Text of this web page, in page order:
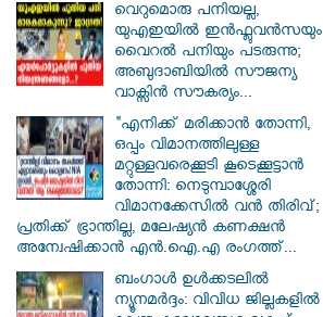
വെറുമൊരു പനിയല്ല,
യുഎഇയിൽ ഇൻഫ്ലുവൻസയും
വൈറൽ പനിയും പടരുന്നു;
അബുദാബിയിൽ സൗജന്യ
വാക്സിൻ സൗകര്യം...
"എനിക്ക് മരിക്കാൻ തോന്നി,
ഒപ്പം വിമാനത്തിലുള്ള
മറ്റുള്ളവരെക്കൂടി കൂടെക്കൂട്ടാൻ
തോന്നി: നെടുമ്പാശ്ശേരി
വിമാനക്കേസിൽ വൻ തിരിവ്;
പ്രതിക്ക് ഭ്രാന്തില്ല, മലേഷ്യൻ കണക്ഷൻ
അന്വേഷിക്കാൻ എൻ.ഐ.എ രംഗത്ത്...
ബംഗാൾ ഉൾക്കടലിൽ
ന്യൂനമർദ്ദം: വിവിധ ജില്ലകളിൽ